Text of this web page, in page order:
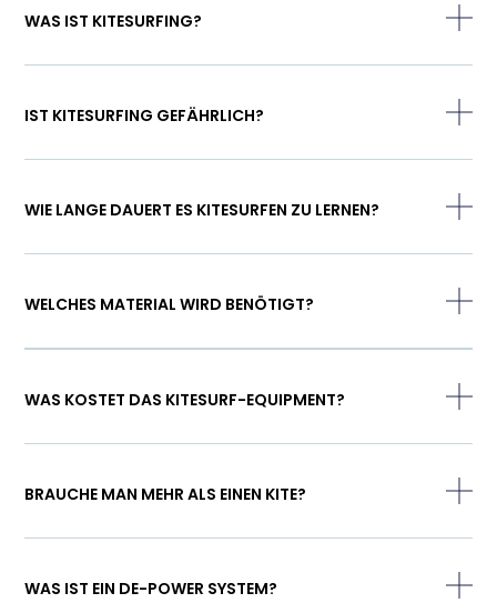
WAS IST KITESURFING?
IST KITESURFING GEFÄHRLICH?
WIE LANGE DAUERT ES KITESURFEN ZU LERNEN?
WELCHES MATERIAL WIRD BENÖTIGT?
WAS KOSTET DAS KITESURF-EQUIPMENT?
BRAUCHE MAN MEHR ALS EINEN KITE?
WAS IST EIN DE-POWER SYSTEM?